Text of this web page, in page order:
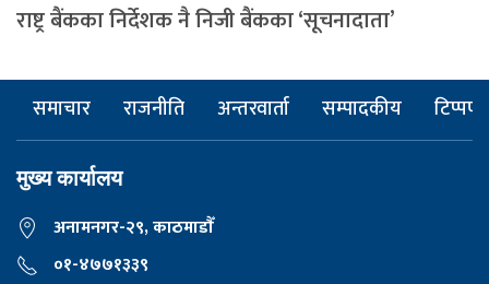
राष्ट्र बैंकका निर्देशक नै निजी बैंकका ‘सूचनादाता’
समाचार राजनीति अन्तरवार्ता सम्पादकीय टिप्पणी
मुख्य कार्यालय
अनामनगर-२९, काठमाडाैँ
०१-४७७१३३९